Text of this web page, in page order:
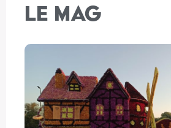
LE MAG